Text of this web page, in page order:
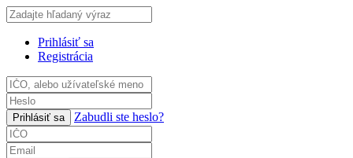
Prihlásiť sa
Registrácia
Prihlásiť sa Zabudli ste heslo?